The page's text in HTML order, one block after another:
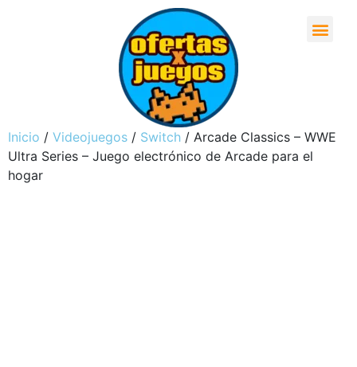
Inicio / Videojuegos / Switch / Arcade Classics – WWE
Ultra Series – Juego electrónico de Arcade para el
hogar